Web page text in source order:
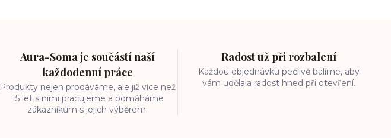
Aura-Soma je součástí naší
každodenní práce
Produkty nejen prodáváme, ale již více než
15 let s nimi pracujeme a pomáháme
zákazníkům s jejich výběrem.
Radost už při rozbalení
Každou objednávku pečlivě balíme, aby
vám udělala radost hned při otevření.